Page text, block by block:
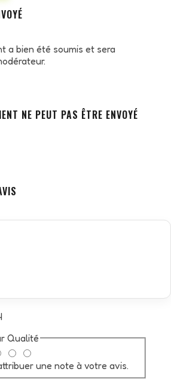
a bien été soumis et sera
NE PEUT PAS ÊTRE ENVOYÉ
Qualité
une note à votre avis.